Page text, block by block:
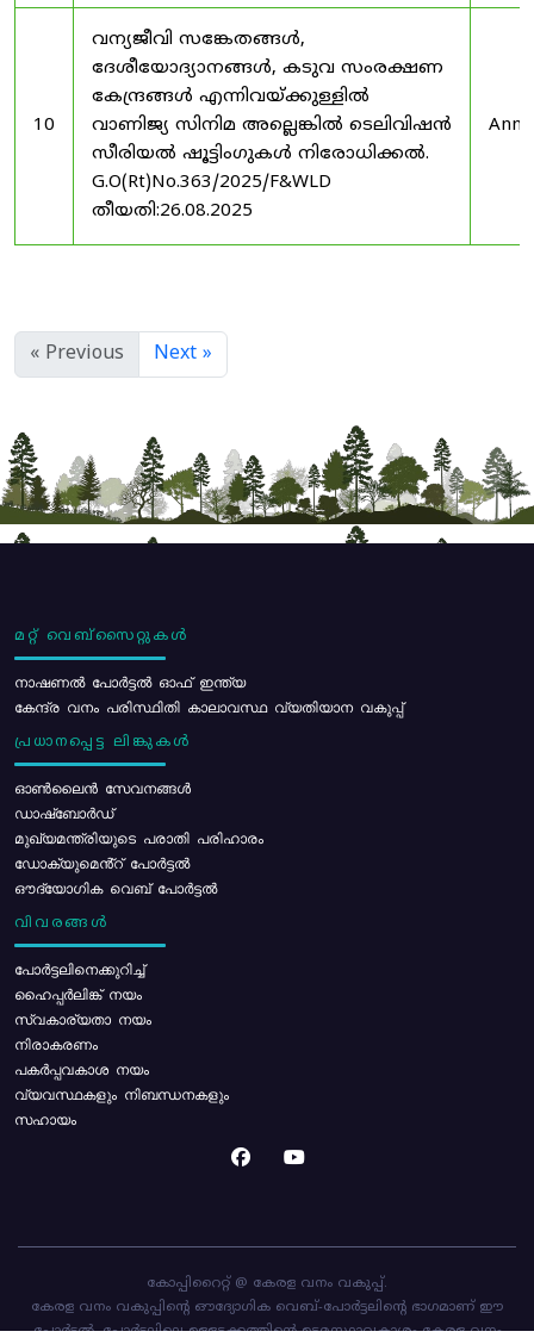
10
വന്യജീവി സങ്കേതങ്ങൾ,
ദേശീയോദ്യാനങ്ങൾ, കടുവ സംരക്ഷണ
കേന്ദ്രങ്ങൾ എന്നിവയ്ക്കുള്ളിൽ
വാണിജ്യ സിനിമ അല്ലെങ്കിൽ ടെലിവിഷൻ
സീരിയൽ ഷൂട്ടിംഗുകൾ നിരോധിക്കൽ.
G.O(Rt)No.363/2025/F&WLD
തീയതി:26.08.2025
« Previous Next »
മറ്റ് വെബ്സൈറ്റുകൾ
നാഷണൽ പോർട്ടൽ ഓഫ് ഇന്ത്യ
കേന്ദ്ര വനം പരിസ്ഥിതി കാലാവസ്ഥ വ്യതിയാന വകുപ്പ്
പ്രധാനപ്പെട്ട ലിങ്കുകൾ
ഓൺലൈൻ സേവനങ്ങൾ
ഡാഷ്ബോർഡ്
മുഖ്യമന്ത്രിയുടെ പരാതി പരിഹാരം
ഡോക്യുമെൻ്റ് പോർട്ടൽ
ഔദ്യോഗിക വെബ് പോർട്ടൽ
വിവരങ്ങൾ
പോര്‍ട്ടലിനെക്കുറിച്ച്
ഹൈപ്പർലിങ്ക് നയം
സ്വകാര്യതാ നയം
നിരാകരണം
പകർപ്പവകാശ നയം
വ്യവസ്ഥകളും നിബന്ധനകളും
സഹായം
കോപ്പിറൈറ്റ് @ കേരള വനം വകുപ്പ്.
കേരള വനം വകുപ്പിന്റെ ഔദ്യോഗിക വെബ്-പോർട്ടലിന്റെ ഭാഗമാണ് ഈ
പോർട്ടൽ. പോർട്ടലിലെ ഉള്ളടക്കത്തിന്റെ ഉടമസ്ഥാവകാശം കേരള വനം